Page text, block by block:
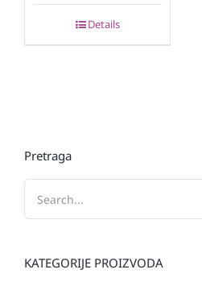
Details
Pretraga
KATEGORIJE PROIZVODA